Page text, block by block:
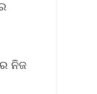
ନିଜ